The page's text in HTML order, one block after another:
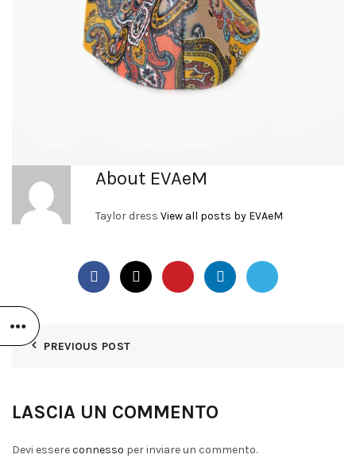
About EVAeM
Taylor dress View all posts by EVAeM
PREVIOUS POST
LASCIA UN COMMENTO
Devi essereconnesso per inviare un commento.